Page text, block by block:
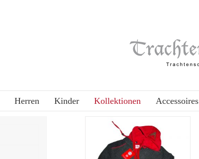
Herren Kinder Kollektionen Accessoires